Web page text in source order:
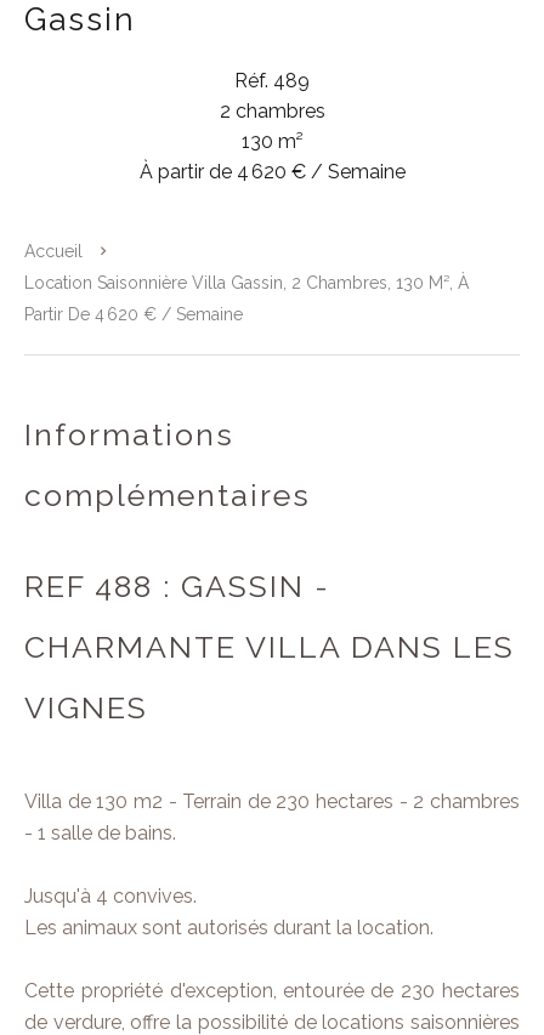
Gassin
Réf. 489
2 chambres
130 m²
À partir de 4 620 € / Semaine
Accueil
Location Saisonnière Villa Gassin, 2 Chambres, 130 M², À
Partir De 4 620 € / Semaine
Informations
complémentaires
REF 488 : GASSIN -
CHARMANTE VILLA DANS LES
VIGNES
Villa de 130 m2 - Terrain de 230 hectares - 2 chambres
- 1 salle de bains.
Jusqu'à 4 convives.
Les animaux sont autorisés durant la location.
Cette propriété d'exception, entourée de 230 hectares
de verdure, offre la possibilité de locations saisonnières